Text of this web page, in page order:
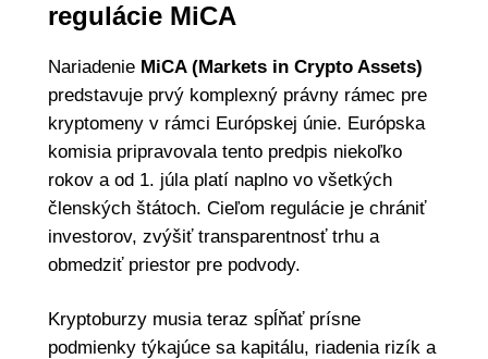
regulácie MiCA
Nariadenie MiCA (Markets in Crypto Assets)
predstavuje prvý komplexný právny rámec pre
kryptomeny v rámci Európskej únie. Európska
komisia pripravovala tento predpis niekoľko
rokov a od 1. júla platí naplno vo všetkých
členských štátoch. Cieľom regulácie je chrániť
investorov, zvýšiť transparentnosť trhu a
obmedziť priestor pre podvody.
Kryptoburzy musia teraz spĺňať prísne
podmienky týkajúce sa kapitálu, riadenia rizík a